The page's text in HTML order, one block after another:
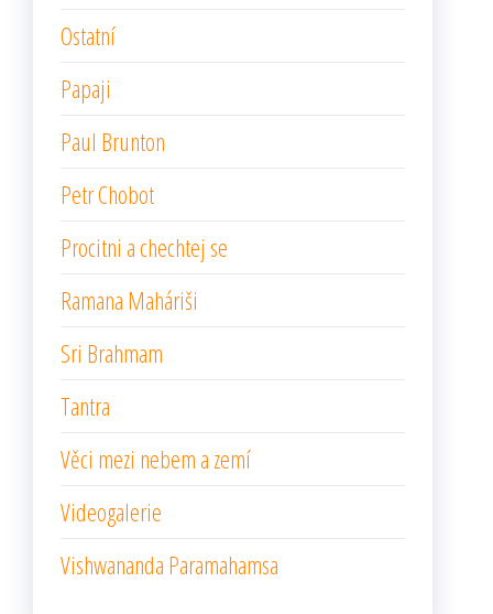
Ostatní
Papaji
Paul Brunton
Petr Chobot
Procitni a chechtej se
Ramana Maháriši
Sri Brahmam
Tantra
Věci mezi nebem a zemí
Videogalerie
Vishwananda Paramahamsa